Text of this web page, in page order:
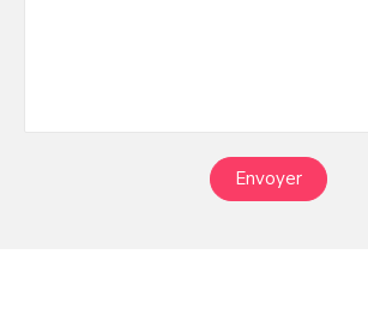
Envoyer